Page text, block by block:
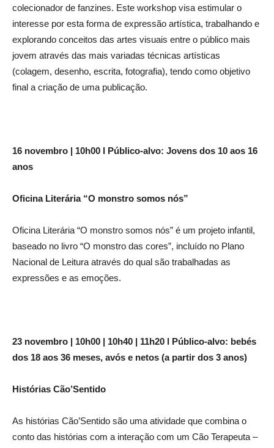
colecionador de fanzines. Este workshop visa estimular o
interesse por esta forma de expressão artística, trabalhando e
explorando conceitos das artes visuais entre o público mais
jovem através das mais variadas técnicas artísticas
(colagem, desenho, escrita, fotografia), tendo como objetivo
final a criação de uma publicação.
16 novembro | 10h00 l Público-alvo: Jovens dos 10 aos 16
anos
Oficina Literária “O monstro somos nós”
Oficina Literária “O monstro somos nós” é um projeto infantil,
baseado no livro “O monstro das cores”, incluído no Plano
Nacional de Leitura através do qual são trabalhadas as
expressões e as emoções.
23 novembro | 10h00 | 10h40 | 11h20 l Público-alvo: bebés
dos 18 aos 36 meses, avós e netos (a partir dos 3 anos)
Histórias Cão’Sentido
As histórias Cão’Sentido são uma atividade que combina o
conto das histórias com a interação com um Cão Terapeuta –